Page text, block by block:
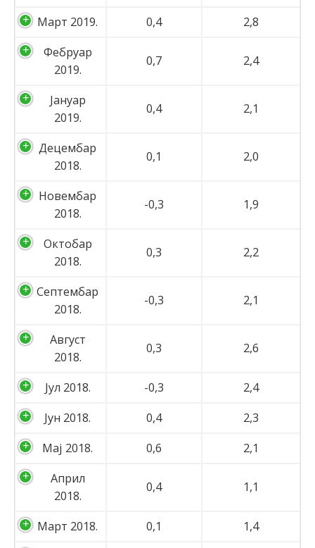
Март 2019. 0,4
2,8
Фебруар
2019.
0,7 2,4
Јануар
2019.
0,4 2,1
Децембар
2018.
0,1 2,0
Новембар
2018.
-0,3 1,9
Октобар
2018.
0,3 2,2
Септембар
2018.
-0,3 2,1
Август
2018.
0,3 2,6
Јул 2018. -0,3
2,4
Јун 2018.
0,4
2,3
Мај 2018.
0,6
2,1
Април
2018.
0,4 1,1
Март 2018. 0,1
1,4